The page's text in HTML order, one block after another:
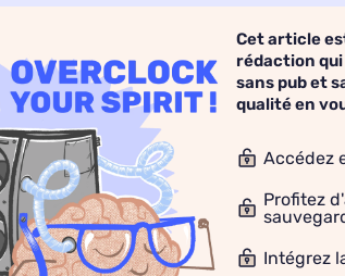
Cet article
rédaction
sans pub et
qualité en
Accédez
Profitez
Intégrez